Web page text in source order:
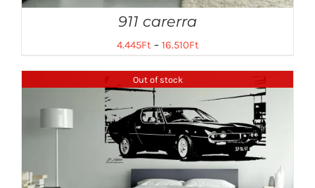
911 carerra
4.445Ft– 16.510Ft
Out of stock